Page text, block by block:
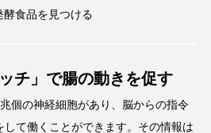
酵食品を見つける
チ」で腸の動きを促す
個の神経細胞があり、脳からの指令
て働くことができます。その情報は